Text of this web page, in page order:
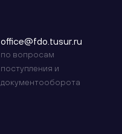
office@fdo.tusur.ru
по вопросам
поступления и
документооборота